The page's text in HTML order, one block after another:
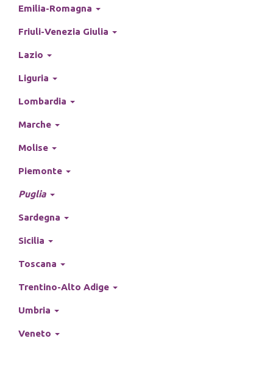
Emilia-Romagna
Friuli-Venezia Giulia
Lazio
Liguria
Lombardia
Marche
Molise
Piemonte
Puglia
Sardegna
Sicilia
Toscana
Trentino-Alto Adige
Umbria
Veneto